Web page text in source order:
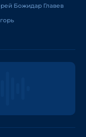
Божидар Главев